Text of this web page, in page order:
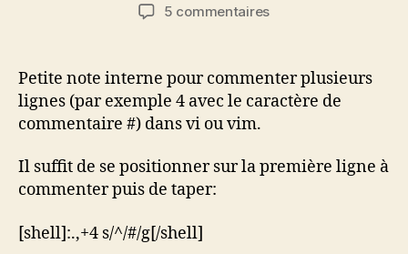
l’article
5 commentairessur
lignes
dans
vi
Petite note interne pour commenter plusieurs
lignes (par exemple 4 avec le caractère de
commentaire #) dans vi ou vim.
Il suffit de se positionner sur la première ligne à
commenter puis de taper:
[shell]:.,+4 s/^/#/g[/shell]